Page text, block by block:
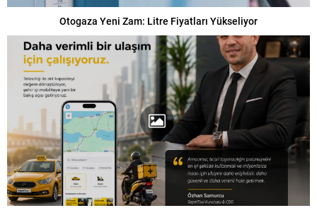
Otogaza Yeni Zam: Litre Fiyatları Yükseliyor